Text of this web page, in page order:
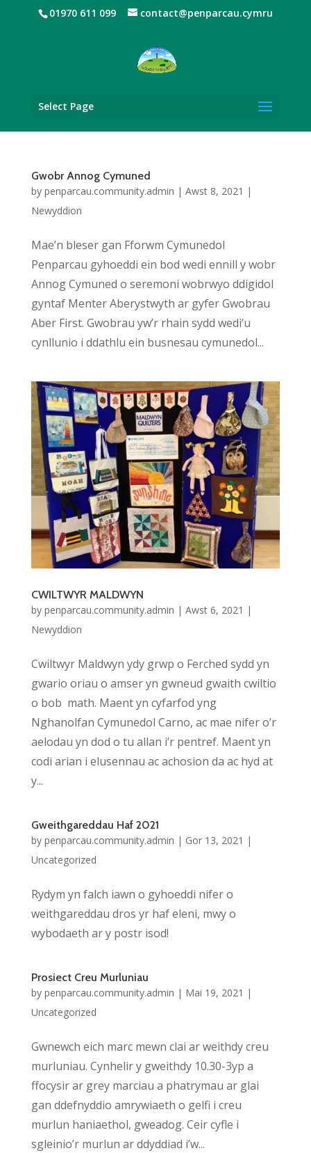
01970 611 099 contact@penparcau.cymru
Select Page
Gwobr Annog Cymuned
by penparcau.community.admin | Awst 8, 2021 |
Newyddion
Mae’n bleser gan Fforwm Cymunedol
Penparcau gyhoeddi ein bod wedi ennill y wobr
Annog Cymuned o seremoni wobrwyo ddigidol
gyntaf Menter Aberystwyth ar gyfer Gwobrau
Aber First. Gwobrau yw’r rhain sydd wedi’u
cynllunio i ddathlu ein busnesau cymunedol...
CWILTWYR MALDWYN
by penparcau.community.admin | Awst 6, 2021 |
Newyddion
Cwiltwyr Maldwyn ydy grwp o Ferched sydd yn
gwario oriau o amser yn gwneud gwaith cwiltio
o bob math. Maent yn cyfarfod yng
Nghanolfan Cymunedol Carno, ac mae nifer o’r
aelodau yn dod o tu allan i’r pentref. Maent yn
codi arian i elusennau ac achosion da ac hyd at
y...
Gweithgareddau Haf 2021
by penparcau.community.admin | Gor 13, 2021 |
Uncategorized
Rydym yn falch iawn o gyhoeddi nifer o
weithgareddau dros yr haf eleni, mwy o
wybodaeth ar y postr isod!
Prosiect Creu Murluniau
by penparcau.community.admin | Mai 19, 2021 |
Uncategorized
Gwnewch eich marc mewn clai ar weithdy creu
murluniau. Cynhelir y gweithdy 10.30-3yp a
ffocysir ar grey marciau a phatrymau ar glai
gan ddefnyddio amrywiaeth o gelfi i creu
murlun haniaethol, gweadog. Ceir cyfle i
sgleinio’r murlun ar ddyddiad i’w...